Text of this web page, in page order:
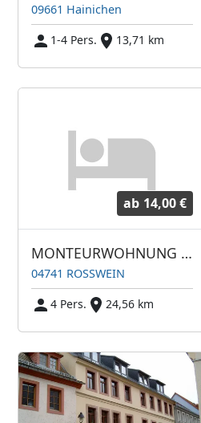
09661 Hainichen
1-4 Pers.
13,71 km
ab 14,00 €
MONTEURWOHNUNG ROSSWEIN
04741 ROSSWEIN
4 Pers.
24,56 km